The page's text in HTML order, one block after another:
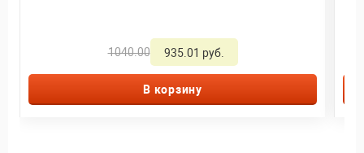
1040.00 935.01 руб.
В корзину